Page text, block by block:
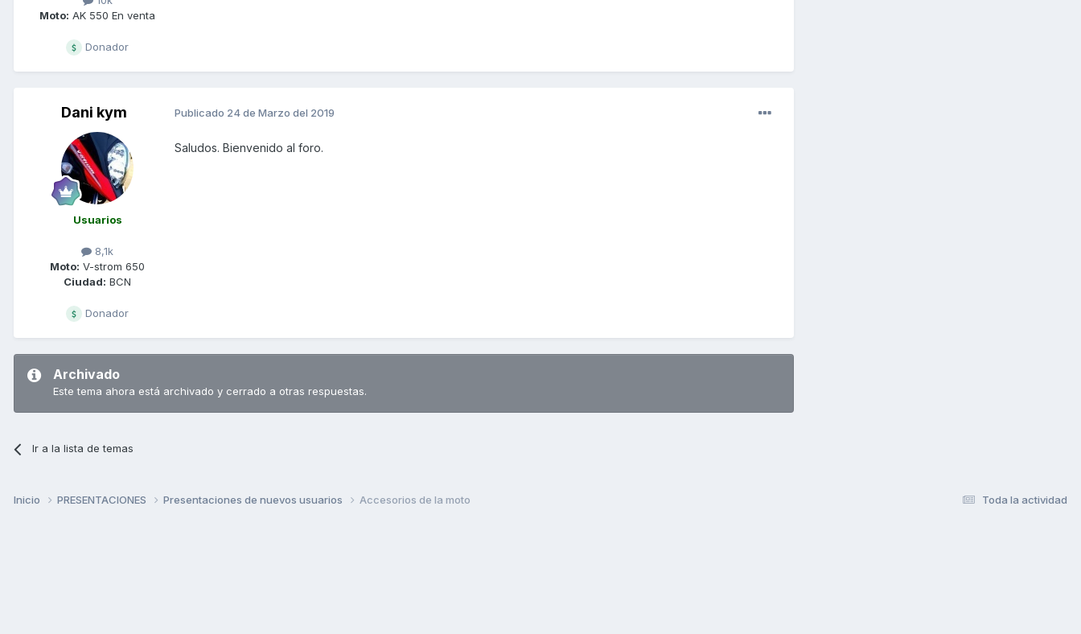
Moto: AK 550 En venta
Donador
Dani kym
Usuarios
8,1k
Moto: V-strom 650
Ciudad: BCN
Donador
Publicado 24 de Marzo del 2019
Saludos. Bienvenido al foro.
Archivado
Este tema ahora está archivado y cerrado a otras respuestas.
Ir a la lista de temas
Toda la actividad
Inicio PRESENTACIONES Presentaciones de nuevos usuarios Accesorios de la moto